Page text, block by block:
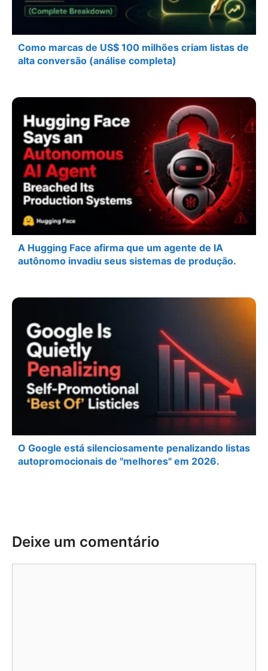
Como marcas de US$ 100 milhões criam listas de
alta conversão (análise completa)
A Hugging Face afirma que um agente de IA
autônomo invadiu seus sistemas de produção.
O Google está silenciosamente penalizando listas
autopromocionais de "melhores" em 2026.
Deixe um comentário